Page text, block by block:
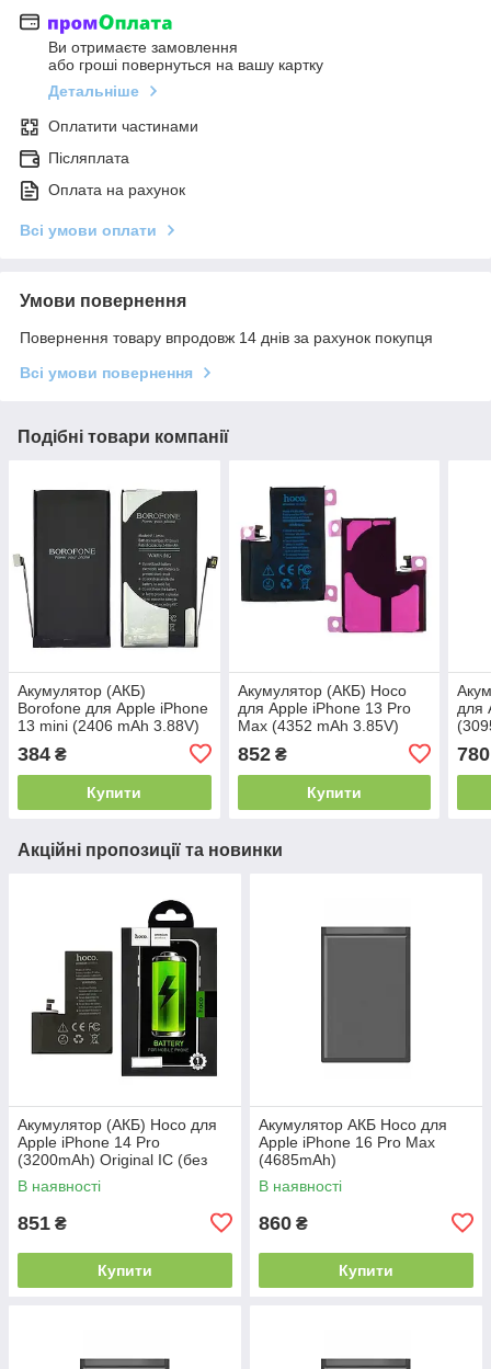
Ви отримаєте замовлення
або гроші повернуться на вашу картку
Детальніше
Оплатити частинами
Післяплата
Оплата на рахунок
Всі умови оплати
Умови повернення
Повернення товару впродовж 14 днів за рахунок покупця
Всі умови повернення
Подібні товари компанії
Акумулятор (АКБ)
Borofone для Apple iPhone
13 mini (2406 mAh 3.88V)
384 ₴
Купити
Акумулятор (АКБ) Hoco
для Apple iPhone 13 Pro
Max (4352 mAh 3.85V)
852₴
Купити
для
780
Акційні пропозиції та новинки
Акумулятор (АКБ) Hoco для
Apple iPhone 14 Pro
(3200mAh) Original IC (без
помилки)
В наявності
851 ₴
Купити
Акумулятор АКБ Hoco для
Apple iPhone 16 Pro Max
(4685mAh)
В наявності
860 ₴
Купити